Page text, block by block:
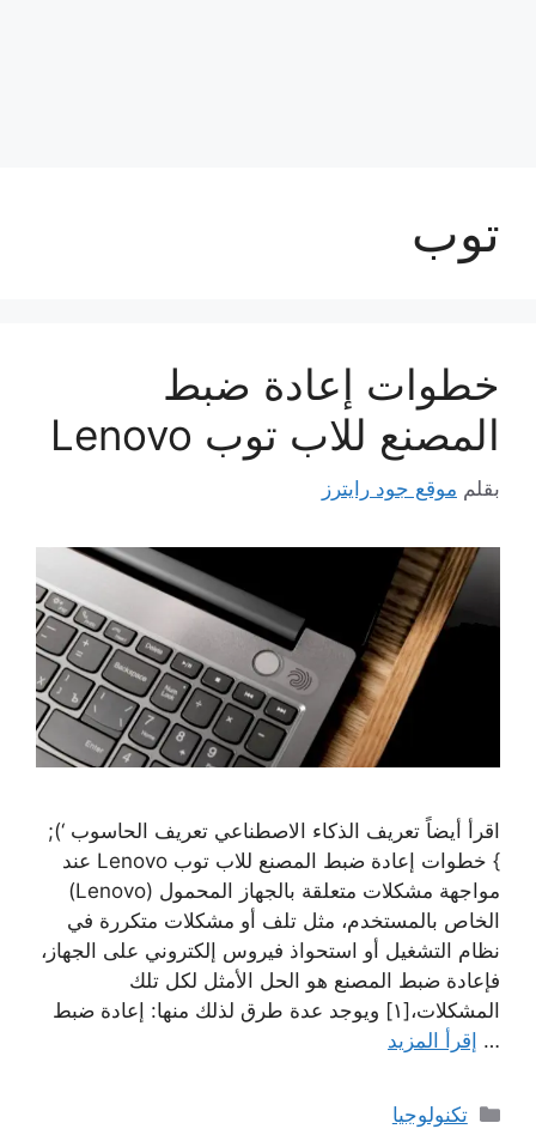
توب
خطوات إعادة ضبط
المصنع للاب توب Lenovo
بقلم موقع جود رايترز
اقرأ أيضاً تعريف الذكاء الاصطناعي تعريف الحاسوب ‘);
} خطوات إعادة ضبط المصنع للاب توب Lenovo عند
مواجهة مشكلات متعلقة بالجهاز المحمول (Lenovo)
الخاص بالمستخدم، مثل تلف أو مشكلات متكررة في
نظام التشغيل أو استحواذ فيروس إلكتروني على الجهاز،
فإعادة ضبط المصنع هو الحل الأمثل لكل تلك
المشكلات،[١] ويوجد عدة طرق لذلك منها: إعادة ضبط
… إقرأ المزيد
التصنيفات
تكنولوجيا